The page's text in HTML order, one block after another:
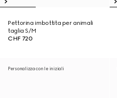
Pettorina imbottita per animali
taglia S/M
CHF 720
Personalizza con le iniziali